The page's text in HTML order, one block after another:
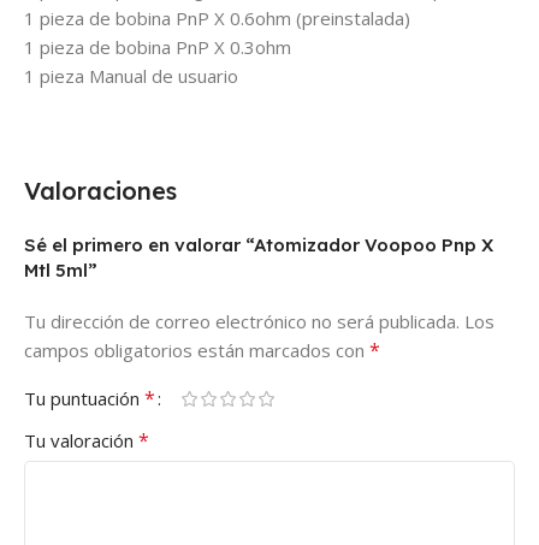
1 pieza de bobina PnP X 0.6ohm (preinstalada)
1 pieza de bobina PnP X 0.3ohm
1 pieza Manual de usuario
Valoraciones
Sé el primero en valorar “Atomizador Voopoo Pnp X
Mtl 5ml”
Tu dirección de correo electrónico no será publicada. Los
campos obligatorios están marcados con *
Tu puntuación *
Tu valoración *